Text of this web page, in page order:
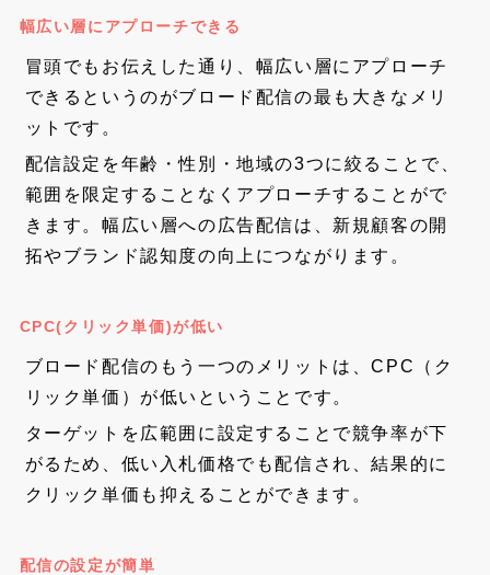
幅広い層にアプローチできる
冒頭でもお伝えした通り、幅広い層にアプローチ
できるというのがブロード配信の最も大きなメリ
ットです。
配信設定を年齢・性別・地域の3つに絞ることで、
範囲を限定することなくアプローチすることがで
きます。幅広い層への広告配信は、新規顧客の開
拓やブランド認知度の向上につながります。
CPC(クリック単価)が低い
ブロード配信のもう一つのメリットは、CPC（ク
リック単価）が低いということです。
ターゲットを広範囲に設定することで競争率が下
がるため、低い入札価格でも配信され、結果的に
クリック単価も抑えることができます。
配信の設定が簡単